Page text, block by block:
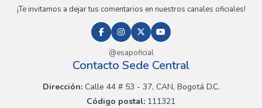
¡Te invitamos a dejar tus comentarios en nuestros canales oficiales!
@esapoficial
Contacto Sede Central
Dirección:Calle 44 # 53 - 37, CAN, Bogotá D.C.
Código postal: 111321